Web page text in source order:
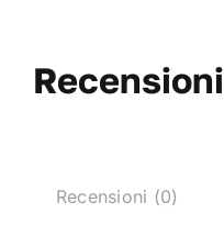
Recensioni
Recensioni (0)